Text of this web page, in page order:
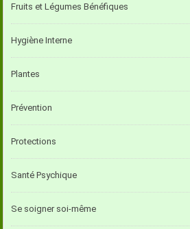
Fruits et Légumes Bénéfiques
Hygiène Interne
Plantes
Prévention
Protections
Santé Psychique
Se soigner soi-même